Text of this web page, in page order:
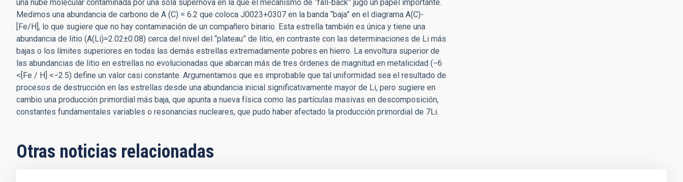
una nube molecular contaminada por una sola supernova en la que el mecanismo de “fall-back” jugó un papel importante.
Medimos una abundancia de carbono de A (C) = 6.2 que coloca J0023+0307 en la banda “baja” en el diagrama A(C)-
[Fe/H], lo que sugiere que no hay contaminación de un compañero binario. Esta estrella también es única y tiene una
abundancia de litio (A(Li)=2.02±0.08) cerca del nivel del “plateau” de litio, en contraste con las determinaciones de Li más
bajas o los límites superiores en todas las demás estrellas extremadamente pobres en hierro. La envoltura superior de
las abundancias de litio en estrellas no evolucionadas que abarcan más de tres órdenes de magnitud en metalicidad (−6
<[Fe / H] <−2.5) define un valor casi constante. Argumentamos que es improbable que tal uniformidad sea el resultado de
procesos de destrucción en las estrellas desde una abundancia inicial significativamente mayor de Li, pero sugiere en
cambio una producción primordial más baja, que apunta a nueva física como las partículas masivas en descomposición,
constantes fundamentales variables o resonancias nucleares, que pudo haber afectado la producción primordial de 7Li.
Otras noticias relacionadas